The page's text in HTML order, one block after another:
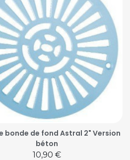
bonde de fond Astral 2" Version
béton
Prix
10,90 €